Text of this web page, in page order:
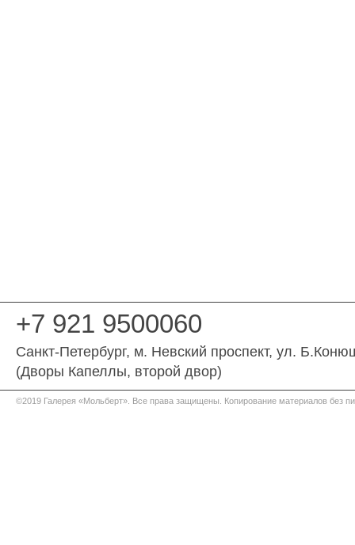
+7 921 9500060
Санкт-Петербург, м. Невский проспект, ул.
(Дворы Капеллы, второй двор)
©2019 Галерея «Мольберт». Все права защищены. Копирование материалов без